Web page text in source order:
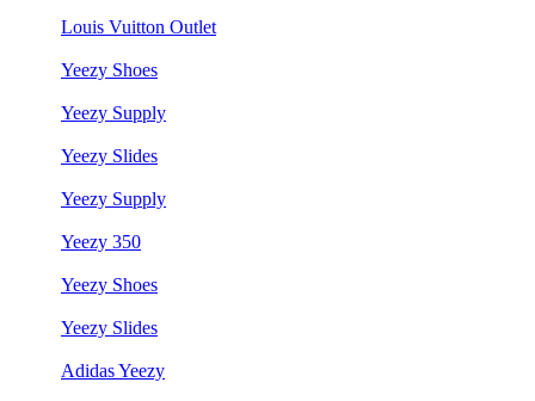
Louis Vuitton Outlet
Yeezy Shoes
Yeezy Supply
Yeezy Slides
Yeezy Supply
Yeezy 350
Yeezy Shoes
Yeezy Slides
Adidas Yeezy